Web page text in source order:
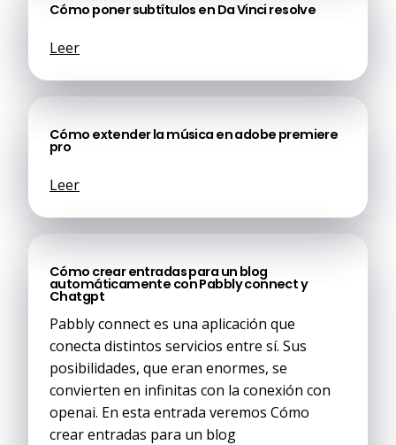
Cómo poner subtítulos en Da Vinci resolve
Leer
Cómo extender la música en adobe premiere
pro
Leer
Cómo crear entradas para un blog
automáticamente con Pabbly connect y
Chatgpt
Pabbly connect es una aplicación que
conecta distintos servicios entre sí. Sus
posibilidades, que eran enormes, se
convierten en infinitas con la conexión con
openai. En esta entrada veremos Cómo
crear entradas para un blog